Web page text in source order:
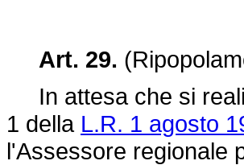
Art. 29.
In attesa che si
1 della L.R. 1 agosto
l'Assessore regionale